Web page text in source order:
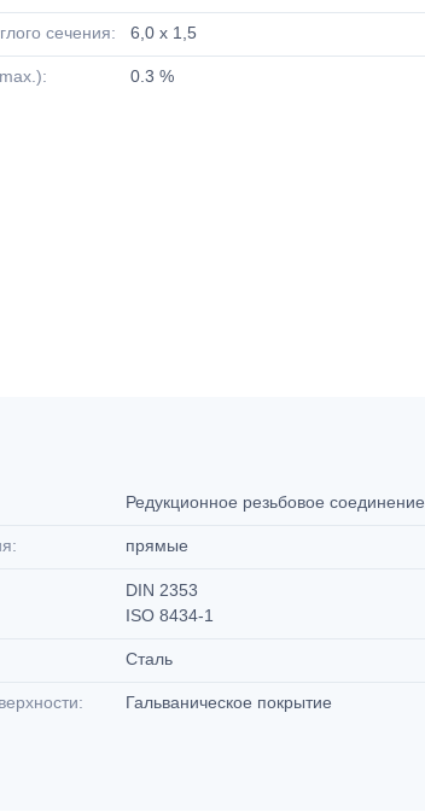
сечения: 6,0 x 1,5
0.3 %
Редукционное резьбовое соединение
прямые
DIN 2353
ISO 8434-1
Сталь
Гальваническое покрытие